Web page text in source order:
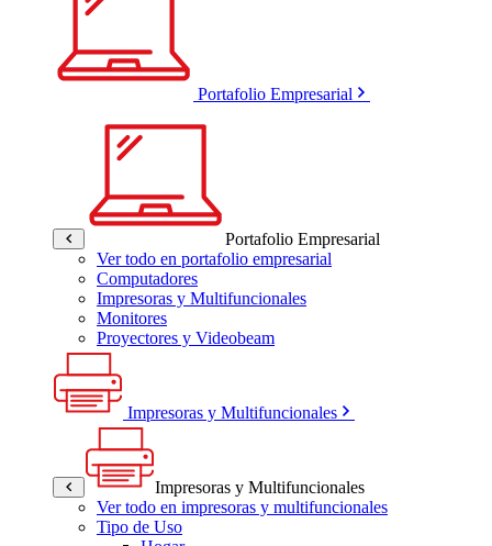
Portafolio Empresarial
Portafolio Empresarial
Ver todo en portafolio empresarial
Computadores
Impresoras y Multifuncionales
Monitores
Proyectores y Videobeam
Impresoras y Multifuncionales
Impresoras y Multifuncionales
Ver todo en impresoras y multifuncionales
Tipo de Uso